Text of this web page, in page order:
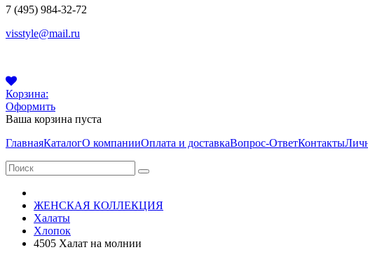
7 (495) 984-32-72
visstyle@mail.ru
Корзина:
Оформить
Ваша корзина пуста
ГлавнаяКаталогО компанииОплата и доставкаВопрос-ОтветКонтакты
ЖЕНСКАЯ КОЛЛЕКЦИЯ
Халаты
Хлопок
4505 Халат на молнии